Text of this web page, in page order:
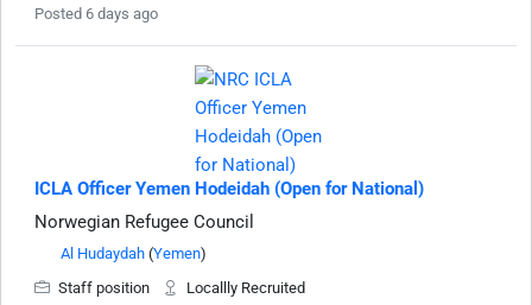
Posted 6 days ago
ICLA Officer Yemen Hodeidah (Open for National)
Norwegian Refugee Council
Al Hudaydah (Yemen)
Staff position
Locallly Recruited